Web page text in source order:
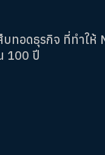
บทอดธุรกิจ ที่ทำให้
100 ปี